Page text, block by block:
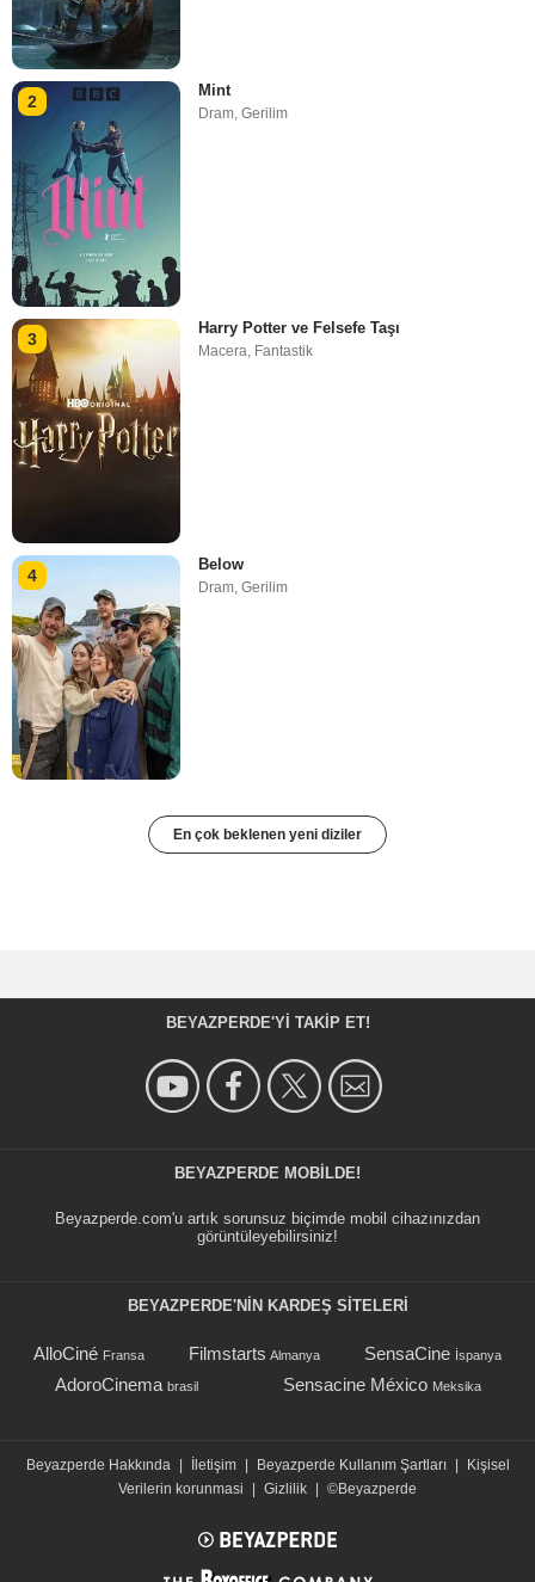
2
Mint
Dram,Gerilim
3
Harry Potter ve Felsefe Taşı
Macera Fantastik
4
Below
Dram,Gerilim
En çok beklenen yeni diziler
BEYAZPERDE'YI TAKIP ET!
BEYAZPERDE MOBILDE!
Beyazperde.com'u artık sorunsuz biçimde mobil cihazınızdan
görüntüleyebilirsiniz!
BEYAZPERDE'NIN KARDEŞ SİTELERİ
AlloCiné Fransa Filmstarts Almanya SensaCine İspanya
AdoroCinema brasil Sensacine México Meksika
Beyazperde Hakkında İletişim Beyazperde Kullanım Şartları
Kişisel
Verilerin korunmasi
Gizlilik ©Beyazperde